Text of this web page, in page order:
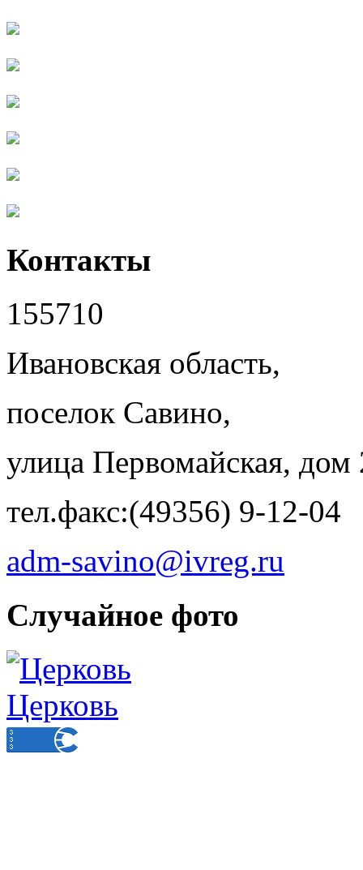
Контакты
155710
Ивановская область,
поселок Савино,
улица Первомайская, дом
тел.факс:(49356) 9-12-04
adm-savino@ivreg.ru
Случайное фото
Церковь